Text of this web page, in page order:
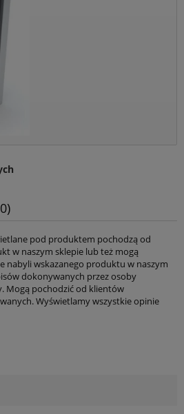
pod produktem pochodzą od
w naszym sklepie lub też mogą
nabyli wskazanego produktu w naszym
dokonywanych przez osoby
Mogą pochodzić od klientów
Wyświetlamy wszystkie opinie